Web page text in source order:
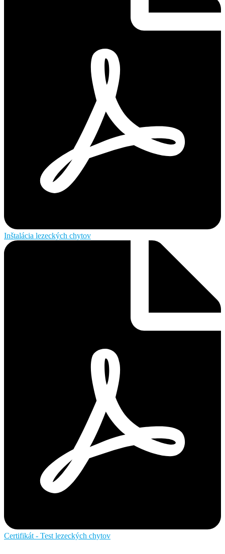
Inštalácia lezeckých chytov
Certifikát - Test lezeckých chytov